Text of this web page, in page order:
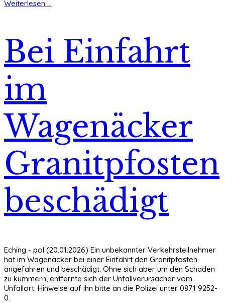
Weiterlesen ...
Bei Einfahrt
im
Wagenäcker
Granitpfosten
beschädigt
Eching - pol (20.01.2026) Ein unbekannter Verkehrsteilnehmer
hat im Wagenäcker bei einer Einfahrt den Granitpfosten
angefahren und beschädigt. Ohne sich aber um den Schaden
zu kümmern, entfernte sich der Unfallverursacher vom
Unfallort. Hinweise auf ihn bitte an die Polizei unter 0871 9252-
0.